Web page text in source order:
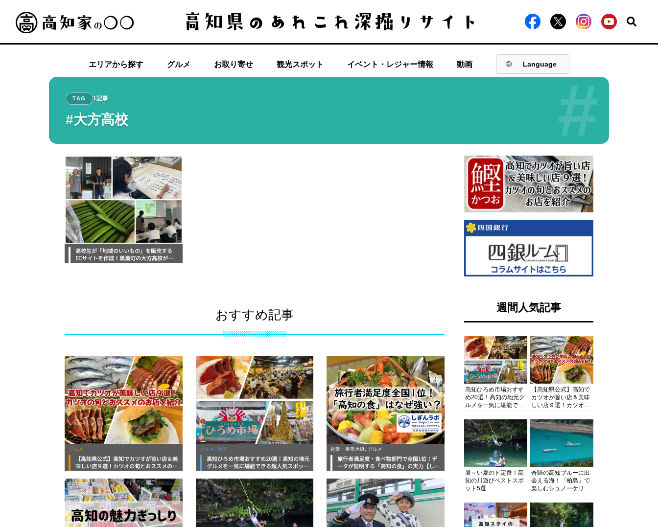
エリアから探す グルメ お取り寄せ 観光スポット イベント・レジャー情報 動画 Language
#
TAG 1記事
#大方高校
高校生が「地域のいいもの」を販売する
ECサイトを作成！黒潮町の大方高校が行
おすすめ記事
グルメ
【高知県公式】高知でカツオが旨い店＆美
味しい店９選！カツオの旬とおススメのお
グルメ, 観光
高知ひろめ市場おすすめ20選！高知の地元
グルメを一気に堪能できる超人気スポット
起業・事業承継, グルメ
旅行者満足度・食べ物部門で全国1位！デ
ータが証明する「高知の食」の実力【しぎ
週間人気記事
高知ひろめ市場おすす
め20選！高知の地元グ
ルメを一気に堪能でき
底解剖
【高知県公式】高知で
カツオが旨い店＆美味
しい店９選！カツオの
紹介
暑～い夏のド定番！高
知の川遊びベストスポ
ット5選
奇跡の高知ブルーに出
会える海！「柏島」で
楽しむシュノーケリン
浴にキャンプまで透明
度抜群の海の楽園を徹
底紹介